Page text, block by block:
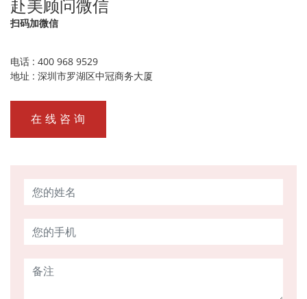
赴美顾问微信
扫码加微信
电话 : 400 968 9529
地址 : 深圳市罗湖区中冠商务大厦
在 线 咨 询